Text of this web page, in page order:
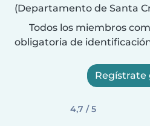
(Departamento de Santa
Todos los miembros
obligatoria de
Regístrate
4,7 / 5